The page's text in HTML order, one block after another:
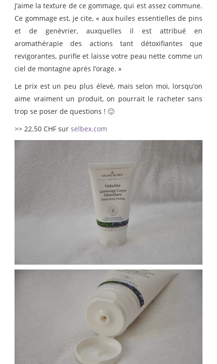
J’aime la texture de ce gommage, qui est assez commune.
Ce gommage est, je cite, « aux huiles essentielles de pins
et de genévrier, auxquelles il est attribué en
aromathérapie des actions tant détoxifiantes que
revigorantes, purifie et laisse votre peau nette comme un
ciel de montagne après l’orage. »
Le prix est un peu plus élevé, mais selon moi, lorsqu’on
aime vraiment un produit, on pourrait le racheter sans
trop se poser de questions ! 🙂
>> 22.50 CHF sur selbex.com